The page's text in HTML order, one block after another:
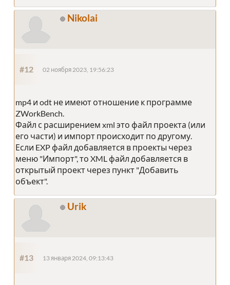
Nikolai
#12 02 ноября 2023, 19:56:23
mp4 и odt не имеют отношение к программе
ZWorkBench.
Файл с расширением xml это файл проекта (или
его части) и импорт происходит по другому.
Если EXP файл добавляется в проекты через
меню "Импорт", то XML файл добавляется в
открытый проект через пункт "Добавить
объект".
Urik
#13 13 января 2024, 09:13:43